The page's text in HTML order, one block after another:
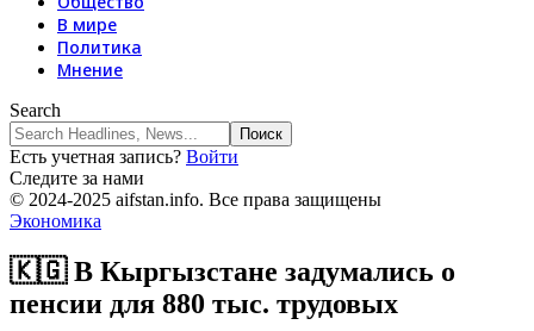
В мире
Политика
Мнение
Search
Есть учетная запись? Войти
Следите за нами
© 2024-2025 aifstan.info. Все права защищены
Экономика
🇰🇬 В Кыргызстане задумались о
пенсии для 880 тыс. трудовых